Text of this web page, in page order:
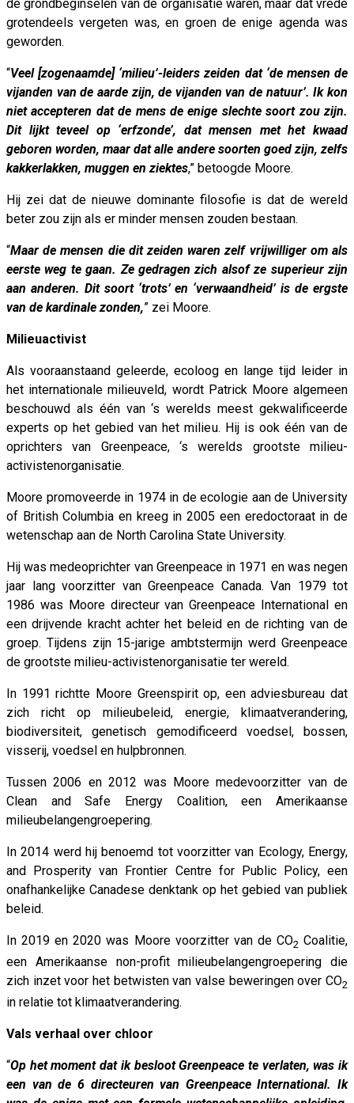
de grondbeginselen van de organisatie waren, maar dat vrede
grotendeels vergeten was, en groen de enige agenda was
geworden.
“Veel [zogenaamde] ‘milieu’-leiders zeiden dat ‘de mensen de
vijanden van de aarde zijn, de vijanden van de natuur’. Ik kon
niet accepteren dat de mens de enige slechte soort zou zijn.
Dit lijkt teveel op ‘erfzonde’, dat mensen met het kwaad
geboren worden, maar dat alle andere soorten goed zijn, zelfs
kakkerlakken, muggen en ziektes,” betoogde Moore.
Hij zei dat de nieuwe dominante filosofie is dat de wereld
beter zou zijn als er minder mensen zouden bestaan.
“Maar de mensen die dit zeiden waren zelf vrijwilliger om als
eerste weg te gaan. Ze gedragen zich alsof ze superieur zijn
aan anderen. Dit soort ‘trots’ en ‘verwaandheid’ is de ergste
van de kardinale zonden,” zei Moore.
Milieuactivist
Als vooraanstaand geleerde, ecoloog en lange tijd leider in
het internationale milieuveld, wordt Patrick Moore algemeen
beschouwd als één van ‘s werelds meest gekwalificeerde
experts op het gebied van het milieu. Hij is ook één van de
oprichters van Greenpeace, ‘s werelds grootste milieu-
activistenorganisatie.
Moore promoveerde in 1974 in de ecologie aan de University
of British Columbia en kreeg in 2005 een eredoctoraat in de
wetenschap aan de North Carolina State University.
Hij was medeoprichter van Greenpeace in 1971 en was negen
jaar lang voorzitter van Greenpeace Canada. Van 1979 tot
1986 was Moore directeur van Greenpeace International en
een drijvende kracht achter het beleid en de richting van de
groep. Tijdens zijn 15-jarige ambtstermijn werd Greenpeace
de grootste milieu-activistenorganisatie ter wereld.
In 1991 richtte Moore Greenspirit op, een adviesbureau dat
zich richt op milieubeleid, energie, klimaatverandering,
biodiversiteit, genetisch gemodificeerd voedsel, bossen,
visserij, voedsel en hulpbronnen.
Tussen 2006 en 2012 was Moore medevoorzitter van de
Clean and Safe Energy Coalition, een Amerikaanse
milieubelangengroepering.
In 2014 werd hij benoemd tot voorzitter van Ecology, Energy,
and Prosperity van Frontier Centre for Public Policy, een
onafhankelijke Canadese denktank op het gebied van publiek
beleid.
In 2019 en 2020 was Moore voorzitter van de CO2 Coalitie,
een Amerikaanse non-profit milieubelangengroepering die
zich inzet voor het betwisten van valse beweringen over CO2
in relatie tot klimaatverandering.
Vals verhaal over chloor
“Op het moment dat ik besloot Greenpeace te verlaten, was ik
een van de 6 directeuren van Greenpeace International. Ik